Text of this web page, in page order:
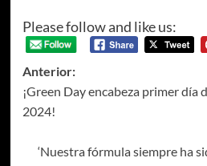
Please follow and like us:
Anterior:
¡Green Day encabeza primer día
2024!
‘Nuestra fórmula siempre ha